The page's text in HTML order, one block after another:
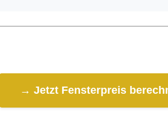
→ Jetzt Fensterpreis